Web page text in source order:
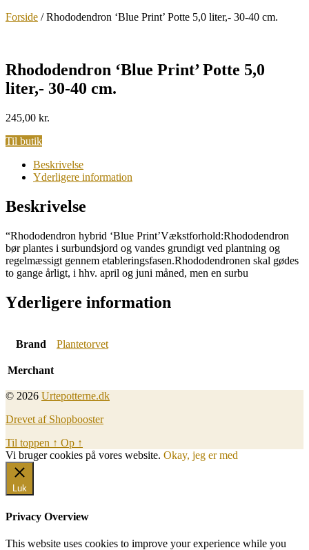
Forside / Rhododendron ‘Blue Print’ Potte 5,0 liter,- 30-40 cm.
Rhododendron ‘Blue Print’ Potte 5,0
liter,- 30-40 cm.
245,00 kr.
Til butik
Beskrivelse
Yderligere information
Beskrivelse
“Rhododendron hybrid ‘Blue Print’Vækstforhold:Rhododendron
bør plantes i surbundsjord og vandes grundigt ved plantning og
regelmæssigt gennem etableringsfasen.Rhododendronen skal gødes
to gange årligt, i hhv. april og juni måned, men en surbu
Yderligere information
Brand Plantetorvet
Merchant
© 2026 Urtepotterne.dk
Drevet af Shopbooster
Til toppen ↑ Op ↑
Vi bruger cookies på vores website. Okay, jeg er med
Luk
Privacy Overview
This website uses cookies to improve your experience while you